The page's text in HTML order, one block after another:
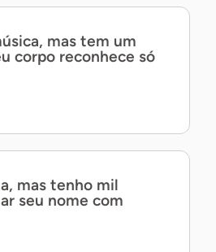
mas tem um
corpo reconhece só
mas tenho mil
seu nome com